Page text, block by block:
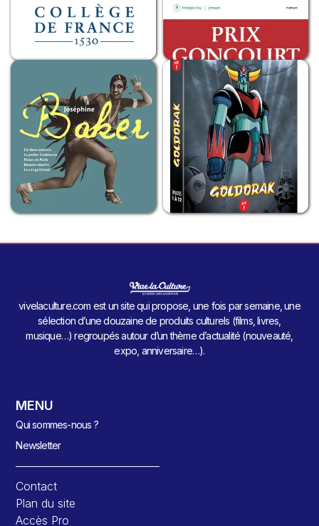
vivelaculture.com est un site qui propose, une fois par semaine, une
sélection d’une douzaine de produits culturels (films, livres,
musique…) regroupés autour d’un thème d’actualité (nouveauté,
expo, anniversaire…).
MENU
Qui sommes-nous ?
Newsletter
Contact
Plan du site
Accès Pro